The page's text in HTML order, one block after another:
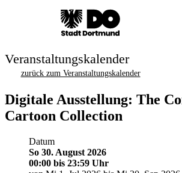
Veranstaltungskalender
zurück zum Veranstaltungskalender
Digitale Ausstellung: The
Cartoon Collection
Datum
So 30. August 2026
00:00 bis 23:59 Uhr